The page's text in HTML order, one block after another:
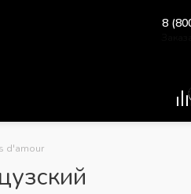
8
d'amour